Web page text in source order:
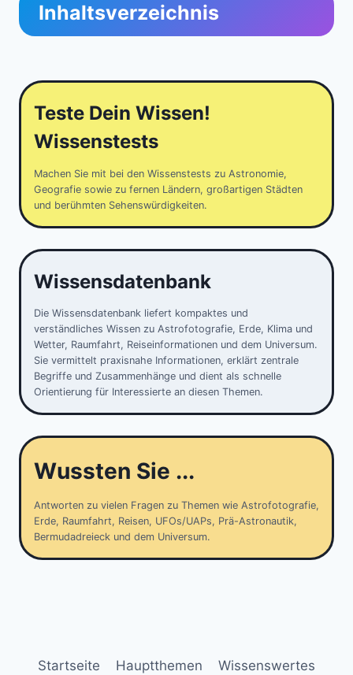
Inhaltsverzeichnis
Teste Dein Wissen!
Wissenstests
Machen Sie mit bei den Wissenstests zu Astronomie,
Geografie sowie zu fernen Ländern, großartigen Städten
und berühmten Sehenswürdigkeiten.
Wissensdatenbank
Die Wissensdatenbank liefert kompaktes und
verständliches Wissen zu Astrofotografie, Erde, Klima und
Wetter, Raumfahrt, Reiseinformationen und dem Universum.
Sie vermittelt praxisnahe Informationen, erklärt zentrale
Begriffe und Zusammenhänge und dient als schnelle
Orientierung für Interessierte an diesen Themen.
Wussten Sie ...
Antworten zu vielen Fragen zu Themen wie Astrofotografie,
Erde, Raumfahrt, Reisen, UFOs/UAPs, Prä-Astronautik,
Bermudadreieck und dem Universum.
Startseite Hauptthemen Wissenswertes